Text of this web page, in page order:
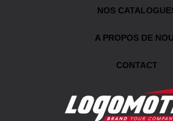
NOS
A PROPOS DE
CONTACT